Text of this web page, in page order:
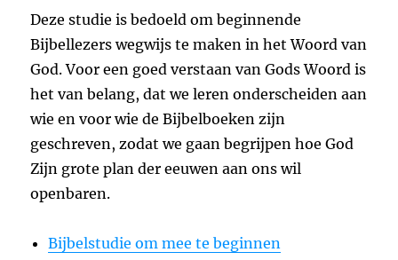
Deze studie is bedoeld om beginnende
Bijbellezers wegwijs te maken in het Woord van
God. Voor een goed verstaan van Gods Woord is
het van belang, dat we leren onderscheiden aan
wie en voor wie de Bijbelboeken zijn
geschreven, zodat we gaan begrijpen hoe God
Zijn grote plan der eeuwen aan ons wil
openbaren.
Bijbelstudie om mee te beginnen